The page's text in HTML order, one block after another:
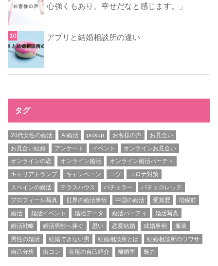
心強くもあり、幸せだなと感じます。」
アプリと結婚相談所の違い
タグ
20代女性の婚活 AI婚活 pickup お客様の声
お見合い
お見合い結婚
アンケート イベント
オンラインお見合い
オンラインの恋
オンライン婚活
オンライン婚活パーティ
キャリアトランプ
キャンペーン コツ
コロナ対策
スペインの婚活
テラスハウス バチェラー
バチェロレッテ
プロフィール写真
世界の婚活事情 中国の婚活 受賞歴
増税前
婚活
婚活イベント 婚活データ 婚活パーティ
婚活写真
婚活戦略
婚活男性へ捧ぐ 思い 恋愛結婚 成婚事例
服装
男性の婚活
結婚できない男 結婚相談所とは
結婚相談所のウワサ
自己分析
街コン 長尾の自己紹介 離婚率 魅力